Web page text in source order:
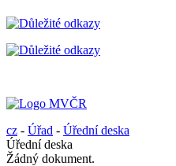
cz - Úřad - Úřední deska
Úřední deska
Žádný dokument.